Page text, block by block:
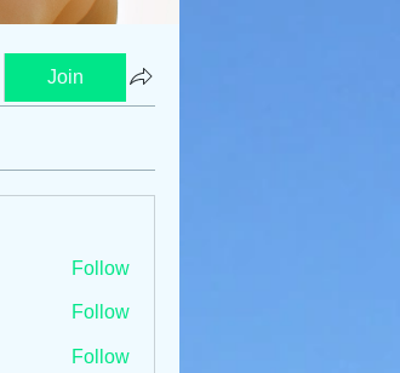
Join
Follow
Follow
Follow